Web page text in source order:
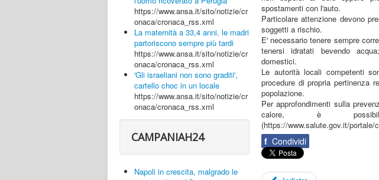
https://www.ansa.it/sito/notizie/cr
onaca/cronaca_rss.xml
La maternità a 33,4 anni, le madri
partoriscono sempre più tardi
https://www.ansa.it/sito/notizie/cr
onaca/cronaca_rss.xml
'Gli israeliani non sono graditi',
cartello choc in un locale
https://www.ansa.it/sito/notizie/cr
onaca/cronaca_rss.xml
CAMPANIAH24
Napoli in crescita, malgrado le
spostamenti con l'auto.
Particolare attenzione devono
soggetti a rischio.
E' necessario tenere sempre
tenersi idratati bevendo
domestici.
Le autorità locali competenti
procedure di propria pertinenza
popolazione.
Per approfondimenti sulla
calore, è
(https://www.salute.gov.it/portale/
f Condividi